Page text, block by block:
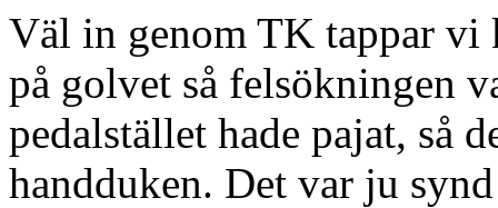
Väl in genom TK tappar vi
på golvet så felsökningen
pedalstället hade pajat, så
handduken. Det var ju